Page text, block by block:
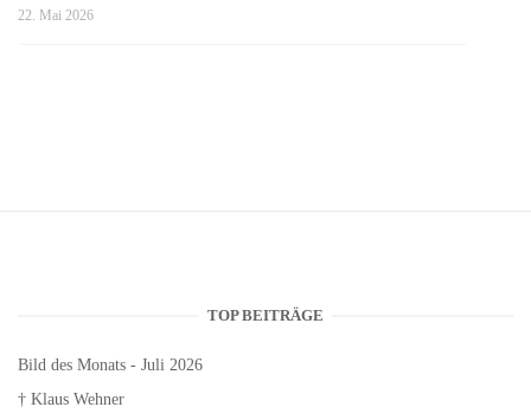
22. Mai 2026
TOP BEITRÄGE
Bild des Monats - Juli 2026
† Klaus Wehner